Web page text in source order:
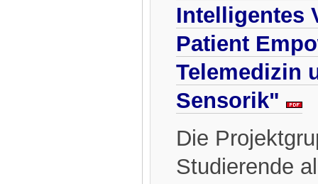
Intelligentes
Patient
Telemedizin
Sensorik"
Die
Studierende